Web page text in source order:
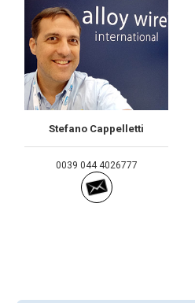
Stefano Cappelletti
0039 044 4026777